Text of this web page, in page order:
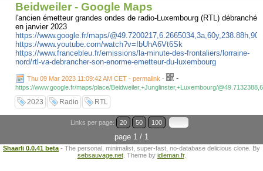
Beidweiler - Google Maps
l'ancien émetteur grandes ondes de radio-Luxembourg (RTL) débranché
en janvier 2023
https://www.google.fr/maps/
https://www.youtube.com/watch?v=IbUhA6Vt6Sk
https://www.francebleu.fr/emissions/la-minute-des-frontaliers/lorraine-
nord/rtl-va-debrancher-son-enorme-emetteur-du-luxembourg
Thu 09 Mar 2023 11:09:42 AM CET - permalink - -
https://www.google.fr/maps/place/Beidweiler,+Junglinster,+Luxembourg/
2023 Radio RTL
Links per page: 20 50 100
page 1 / 1
Shaarli 0.0.41 beta - The personal, minimalist, super-fast, no-database delicious clone. By
sebsauvage.net. Theme by idleman.fr.